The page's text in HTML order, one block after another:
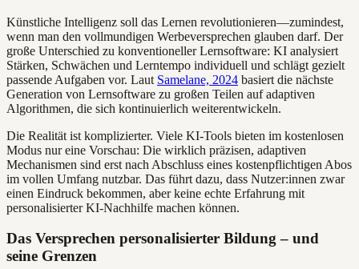
Künstliche Intelligenz soll das Lernen revolutionieren—zumindest,
wenn man den vollmundigen Werbeversprechen glauben darf. Der
große Unterschied zu konventioneller Lernsoftware: KI analysiert
Stärken, Schwächen und Lerntempo individuell und schlägt gezielt
passende Aufgaben vor. Laut Samelane, 2024 basiert die nächste
Generation von Lernsoftware zu großen Teilen auf adaptiven
Algorithmen, die sich kontinuierlich weiterentwickeln.
Die Realität ist komplizierter. Viele KI-Tools bieten im kostenlosen
Modus nur eine Vorschau: Die wirklich präzisen, adaptiven
Mechanismen sind erst nach Abschluss eines kostenpflichtigen Abos
im vollen Umfang nutzbar. Das führt dazu, dass Nutzer:innen zwar
einen Eindruck bekommen, aber keine echte Erfahrung mit
personalisierter KI-Nachhilfe machen können.
Das Versprechen personalisierter Bildung – und
seine Grenzen